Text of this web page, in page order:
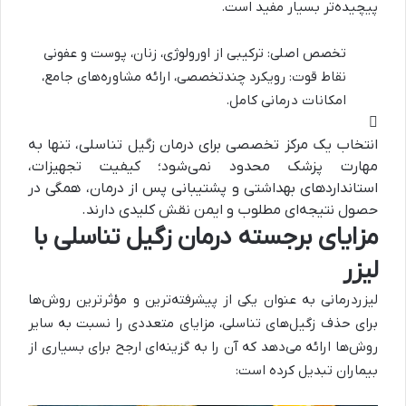
پیچیده‌تر بسیار مفید است.
تخصص اصلی: ترکیبی از اورولوژی، زنان، پوست و عفونی
نقاط قوت: رویکرد چندتخصصی، ارائه مشاوره‌های جامع،
امکانات درمانی کامل.
انتخاب یک مرکز تخصصی برای درمان زگیل تناسلی، تنها به
مهارت پزشک محدود نمی‌شود؛ کیفیت تجهیزات،
استانداردهای بهداشتی و پشتیبانی پس از درمان، همگی در
حصول نتیجه‌ای مطلوب و ایمن نقش کلیدی دارند.
مزایای برجسته درمان زگیل تناسلی با
لیزر
لیزردرمانی به عنوان یکی از پیشرفته‌ترین و مؤثرترین روش‌ها
برای حذف زگیل‌های تناسلی، مزایای متعددی را نسبت به سایر
روش‌ها ارائه می‌دهد که آن را به گزینه‌ای ارجح برای بسیاری از
بیماران تبدیل کرده است: